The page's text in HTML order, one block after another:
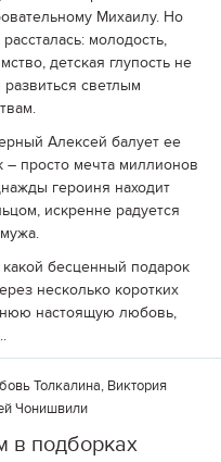
Михаилу. Но
рассталась: молодость,
детская глупость не
развиться светлым
Алексей балует ее
просто мечта миллионов
героиня находит
искренне радуется
бесценный подарок
несколько коротких
настоящую любовь,
Толкалина, Виктория
Чонишвили
в подборках